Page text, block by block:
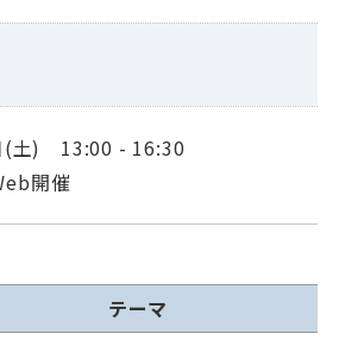
(土) 13:00 - 16:30
開催
テーマ